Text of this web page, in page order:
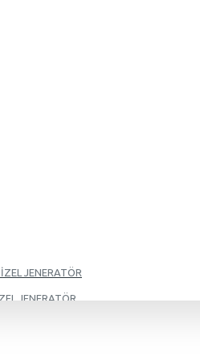
JENERATÖR
JENERATÖR
JENERATÖR
JENERATÖR